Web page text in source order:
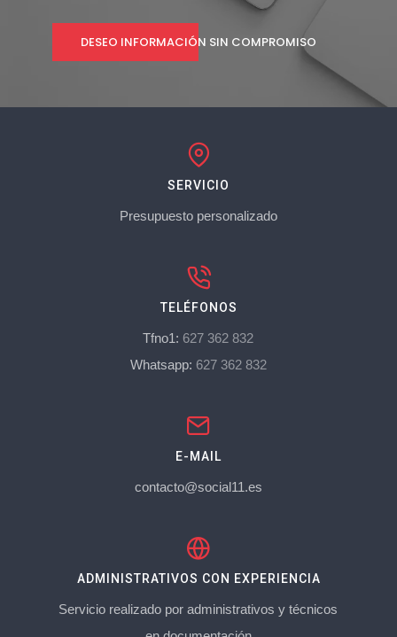
DESEO INFORMACIÓN SIN COMPROMISO
SERVICIO
Presupuesto personalizado
TELÉFONOS
Tfno1: 627 362 832
Whatsapp: 627 362 832
E-MAIL
contacto@social11.es
ADMINISTRATIVOS CON EXPERIENCIA
Servicio realizado por administrativos y técnicos